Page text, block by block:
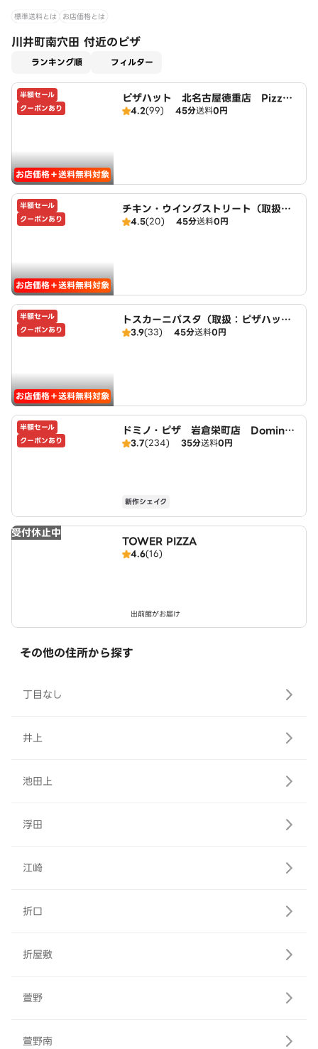
標準送料とは お店価格とは
川井町南穴田 付近のピザ
ランキング順 フィルター
半額セール
クーポンあり
お店価格＋送料無料対象
ピザハット 北名古屋徳重店 PizzaH
ut4.2(99) 45分送料0円
半額セール
クーポンあり
お店価格＋送料無料対象
チキン・ウイングストリート（取扱：
ピザハット北名古屋徳重店）
4.5(20) 45分送料0円
半額セール
クーポンあり
お店価格＋送料無料対象
トスカーニパスタ（取扱：ピザハット
北名古屋徳重店）
3.9(33) 45分送料0円
半額セール
クーポンあり
ドミノ・ピザ 岩倉栄町店 Domin
o's3.7(234) 35分送料0円
新作シェイク
受付休止中
TOWER PIZZA
4.6(16)
出前館がお届け
その他の住所から探す
丁目なし
井上
池田上
浮田
江崎
折口
折屋敷
萱野
萱野南